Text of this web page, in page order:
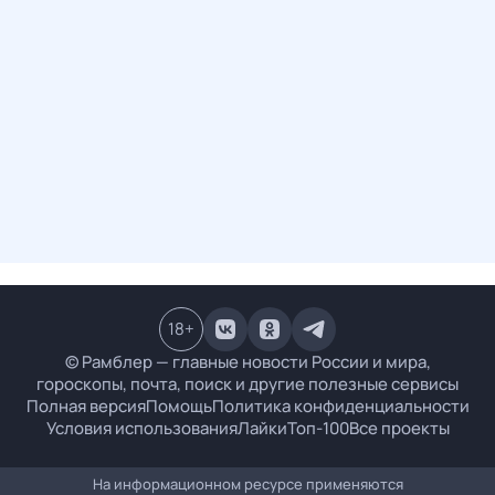
© Рамблер — главные новости России и мира,
гороскопы, почта, поиск и другие полезные сервисы
Полная версияПомощьПолитика конфиденциальности
Условия использованияЛайкиТоп-100Все проекты
18+
На информационном ресурсе применяются